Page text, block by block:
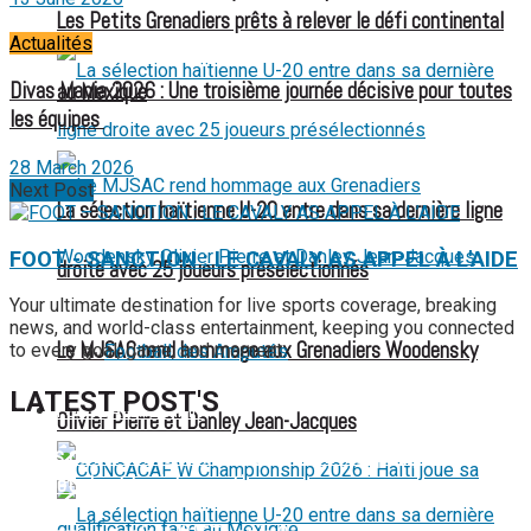
Les Petits Grenadiers prêts à relever le défi continental
au Mexique
Le MJSAC rend hommage aux Grenadiers Woodensky
Olivier Pierre et Danley Jean-Jacques
La sélection haïtienne U-20 entre dans sa dernière ligne
droite avec 25 joueurs présélectionnés
Football des Amputés
FOOTBALL FÉMININ
Actualités
Divas Mania 2026 : Une troisième journée décisive pour toutes
les équipes
28 March 2026
Next Post
FOOT - SANCTION : LE CAVALY AS APPEL À L'AIDE
Your ultimate destination for live sports coverage, breaking
news, and world-class entertainment, keeping you connected
to every goal, game, and moment.
LATEST POST'S
52 ans du Baltimore SC : une célébration marquée par
l’inquiétude et les interrogations